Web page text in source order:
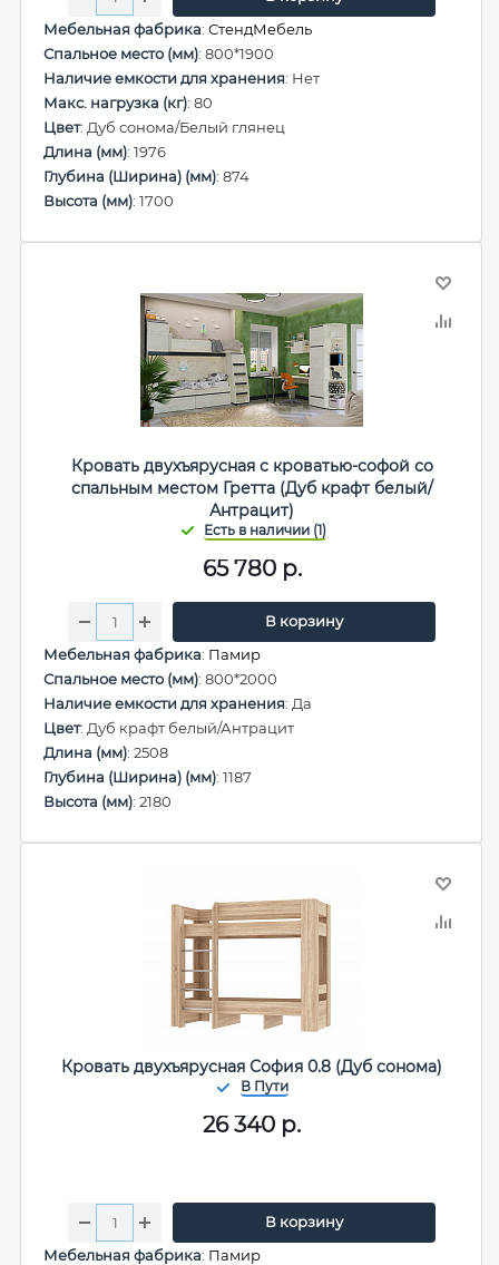
Мебельная фабрика: СтендМебель
Спальное место (мм): 800*1900
Наличие емкости для хранения: Нет
Макс. нагрузка (кг): 80
Цвет: Дуб сонома/Белый глянец
Длина (мм): 1976
Глубина (Ширина) (мм): 874
Высота (мм): 1700
Кровать двухъярусная с кроватью-софой со
спальным местом Гретта (Дуб крафт белый/
Антрацит)
65 780р.
В корзину
Мебельная фабрика: Памир
Спальное место (мм): 800*2000
Наличие емкости для хранения: Да
Цвет: Дуб крафт белый/Антрацит
Длина (мм): 2508
Глубина (Ширина) (мм): 1187
Высота (мм): 2180
Кровать двухъярусная София 0.8 (Дуб сонома)
26 340 р.
В корзину
Мебельная фабрика: Памир